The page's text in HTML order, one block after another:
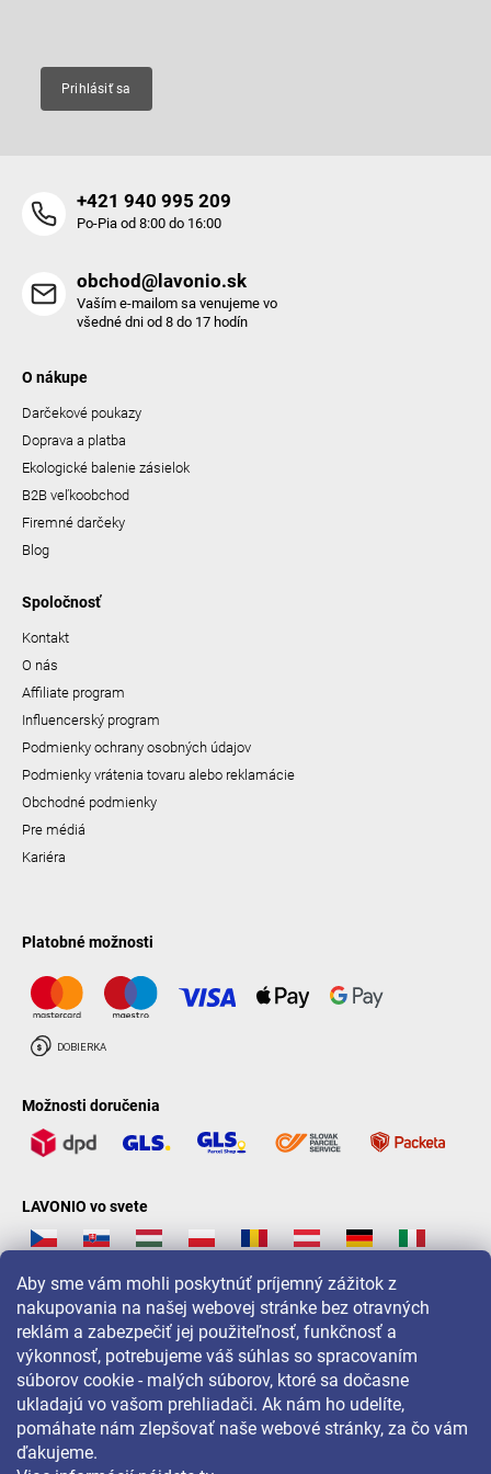
Aby sme vám mohli poskytnúť príjemný zážitok z
nakupovania na našej webovej stránke bez otravných
reklám a zabezpečiť jej použiteľnosť, funkčnosť a
výkonnosť, potrebujeme váš súhlas so spracovaním
súborov cookie - malých súborov, ktoré sa dočasne
ukladajú vo vašom prehliadači. Ak nám ho udelíte,
pomáhate nám zlepšovať naše webové stránky, za čo vám
ďakujeme.
Prihlásiť sa
+421 940 995 209
Po-Pia od 8:00 do 16:00
obchod@lavonio.sk
Vaším e-mailom sa venujeme vo
všedné dni od 8 do 17 hodín
O nákupe
Darčekové poukazy
Doprava a platba
Ekologické balenie zásielok
B2B veľkoobchod
Firemné darčeky
Blog
Spoločnosť
Kontakt
O nás
Affiliate program
Influencerský program
Podmienky ochrany osobných údajov
Podmienky vrátenia tovaru alebo reklamácie
Obchodné podmienky
Pre médiá
Kariéra
Platobné možnosti
Možnosti doručenia
LAVONIO vo svete
Pre akcie, súťaže a zľavy nás sledujte na: